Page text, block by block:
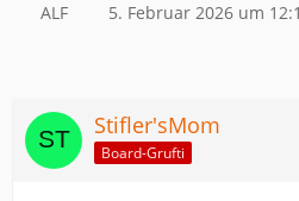
ALF 5. Februar 2026 um
Stifler'sMom
Board-Grufti